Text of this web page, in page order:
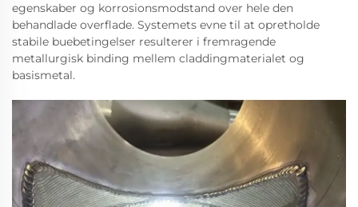
egenskaber og korrosionsmodstand over hele den
behandlade overflade. Systemets evne til at opretholde
stabile buebetingelser resulterer i fremragende
metallurgisk binding mellem claddingmaterialet og
basismetal.